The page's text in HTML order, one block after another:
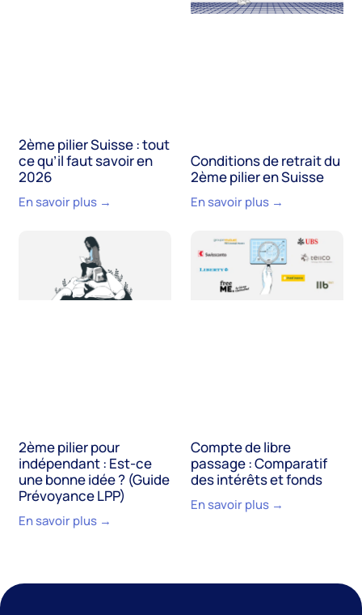
2ème pilier Suisse : tout
ce qu’il faut savoir en
2026
En savoir plus →
Conditions de retrait du
2ème pilier en Suisse
En savoir plus →
2ème pilier pour
indépendant : Est-ce
une bonne idée ? (Guide
Prévoyance LPP)
En savoir plus →
Compte de libre
passage : Comparatif
des intérêts et fonds
En savoir plus →